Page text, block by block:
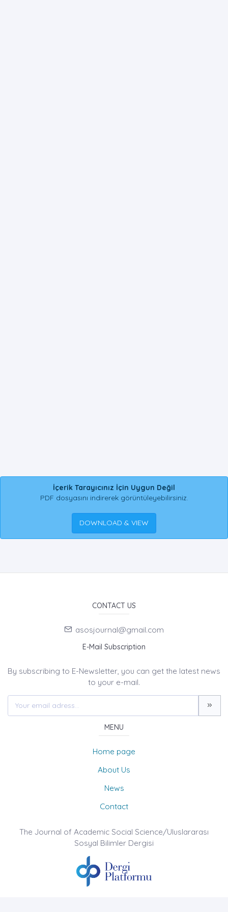
İçerik Tarayıcınız İçin Uygun Değil
PDF dosyasını indirerek görüntüleyebilirsiniz.
DOWNLOAD & VIEW
CONTACT US
asosjournal@gmail.com
E-Mail Subscription
By subscribing to E-Newsletter, you can get the latest news
to your e-mail.
MENU
Home page
About Us
News
Contact
The Journal of Academic Social Science/Uluslararası
Sosyal Bilimler Dergisi